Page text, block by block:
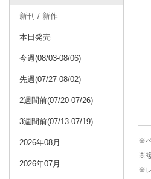
新刊 / 新作
本日発売
今週(08/03-08/06)
先週(07/27-08/02)
2週間前(07/20-07/26)
3週間前(07/13-07/19)
2026年08月
2026年07月
※
※
※